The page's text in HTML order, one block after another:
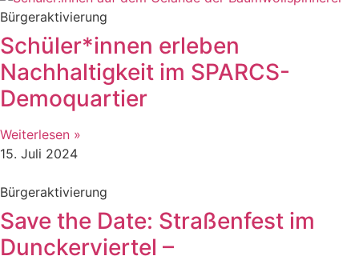
Bürgeraktivierung
Schüler*innen erleben
Nachhaltigkeit im SPARCS-
Demoquartier
Weiterlesen »
15. Juli 2024
Bürgeraktivierung
Save the Date: Straßenfest im
Dunckerviertel –